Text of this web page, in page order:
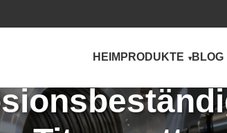
HEIM PRODUKTE BLOG